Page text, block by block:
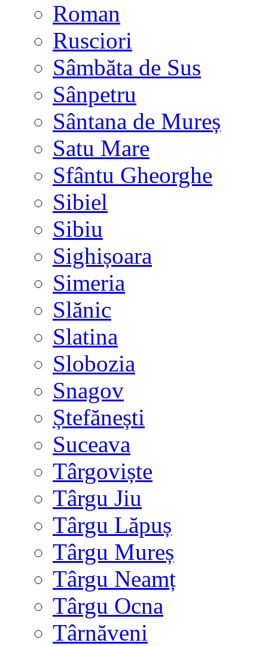
Roman
Rusciori
Sâmbăta de Sus
Sânpetru
Sântana de Mureș
Satu Mare
Sfântu Gheorghe
Sibiel
Sibiu
Sighișoara
Simeria
Slănic
Slatina
Slobozia
Snagov
Ștefănești
Suceava
Târgoviște
Târgu Jiu
Târgu Lăpuș
Târgu Mureș
Târgu Neamț
Târgu Ocna
Târnăveni